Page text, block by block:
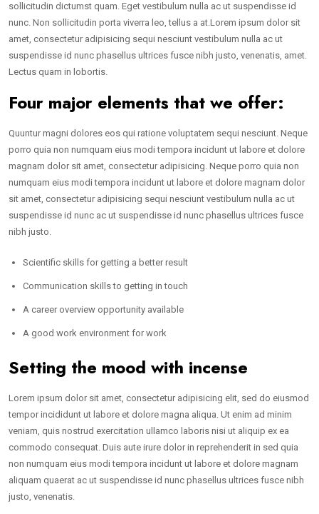
sollicitudin dictumst quam. Eget vestibulum nulla ac ut suspendisse id
nunc. Non sollicitudin porta viverra leo, tellus a at.Lorem ipsum dolor sit
amet, consectetur adipisicing sequi nesciunt vestibulum nulla ac ut
suspendisse id nunc phasellus ultrices fusce nibh justo, venenatis, amet.
Lectus quam in lobortis.
Four major elements that we offer:
Quuntur magni dolores eos qui ratione voluptatem sequi nesciunt. Neque
porro quia non numquam eius modi tempora incidunt ut labore et dolore
magnam dolor sit amet, consectetur adipisicing. Neque porro quia non
numquam eius modi tempora incidunt ut labore et dolore magnam dolor
sit amet, consectetur adipisicing sequi nesciunt vestibulum nulla ac ut
suspendisse id nunc ac ut suspendisse id nunc phasellus ultrices fusce
nibh justo.
Scientific skills for getting a better result
Communication skills to getting in touch
A career overview opportunity available
A good work environment for work
Setting the mood with incense
Lorem ipsum dolor sit amet, consectetur adipisicing elit, sed do eiusmod
tempor incididunt ut labore et dolore magna aliqua. Ut enim ad minim
veniam, quis nostrud exercitation ullamco laboris nisi ut aliquip ex ea
commodo consequat. Duis aute irure dolor in reprehenderit in sed quia
non numquam eius modi tempora incidunt ut labore et dolore magnam
aliquam quaerat ac ut suspendisse id nunc phasellus ultrices fusce nibh
justo, venenatis.